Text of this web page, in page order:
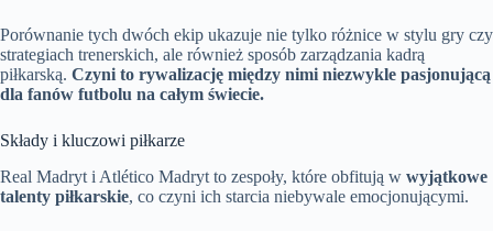
Porównanie tych dwóch ekip ukazuje nie tylko różnice w stylu gry czy
strategiach trenerskich, ale również sposób zarządzania kadrą
piłkarską. Czyni to rywalizację między nimi niezwykle pasjonującą
dla fanów futbolu na całym świecie.
Składy i kluczowi piłkarze
Real Madryt i Atlético Madryt to zespoły, które obfitują w wyjątkowe
talenty piłkarskie, co czyni ich starcia niebywale emocjonującymi.